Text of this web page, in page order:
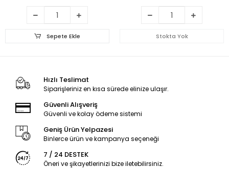
Sepete Ekle Stokta Yok
Hızlı Teslimat
Siparişleriniz en kısa sürede elinize ulaşır.
Güvenli Alışveriş
Güvenli ve kolay ödeme sistemi
Geniş Ürün Yelpazesi
Binlerce ürün ve kampanya seçeneği
7 / 24 DESTEK
Öneri ve şikayetlerinizi bize iletebilirsiniz.